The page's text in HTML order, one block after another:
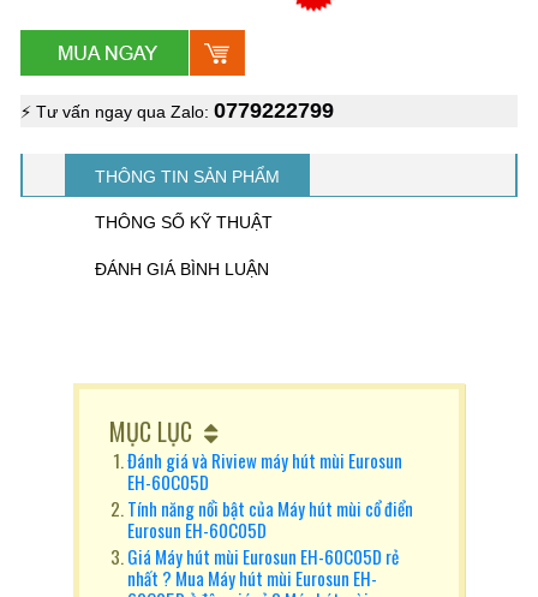
⚡ Tư vấn ngay qua Zalo: 0779222799
THÔNG TIN SẢN PHẨM
THÔNG SỐ KỸ THUẬT
ĐÁNH GIÁ BÌNH LUẬN
MỤC LỤC
Đánh giá và Riview máy hút mùi Eurosun
EH-60C05D
Tính năng nổi bật của Máy hút mùi cổ điển
Eurosun EH-60C05D
Giá Máy hút mùi Eurosun EH-60C05D rẻ
nhất ? Mua Máy hút mùi Eurosun EH-